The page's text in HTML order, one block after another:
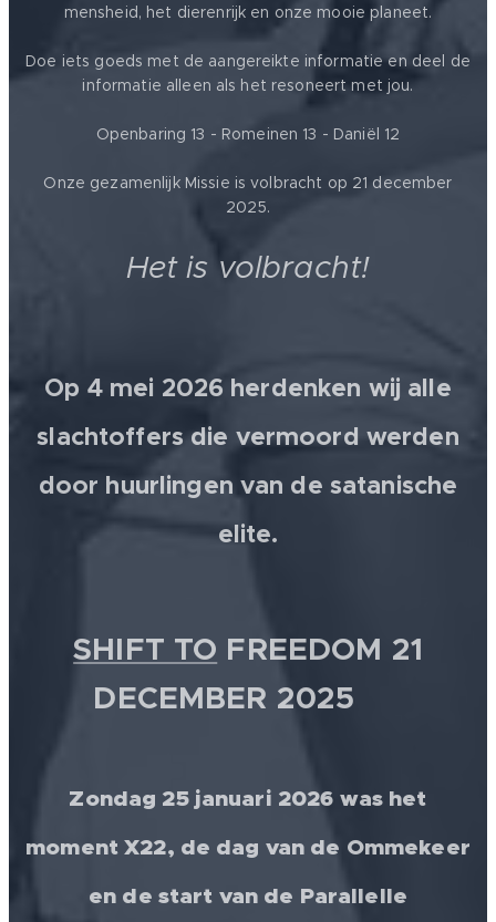
mensheid, het dierenrijk en onze mooie planeet.
Doe iets goeds met de aangereikte informatie en deel de
informatie alleen als het resoneert met jou.
Openbaring 13 - Romeinen 13 - Daniël 12
Onze gezamenlijk Missie is volbracht op 21 december
2025.
Het is volbracht!
Op 4 mei 2026 herdenken wij alle
slachtoffers die vermoord werden
door huurlingen van de satanische
elite.
SHIFT TO FREEDOM 21
DECEMBER 2025 💫
Zondag 25 januari 2026 was het
moment X22, de dag van de Ommekeer
en de start van de Parallelle